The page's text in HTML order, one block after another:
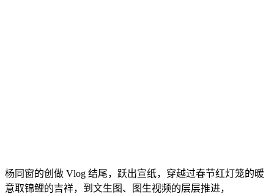
杨同窗的创做 Vlog 结尾，跃出宣纸，穿越过春节红灯笼的暖
意取锦鲤的吉祥，到文生图、图生视频的层层推进，